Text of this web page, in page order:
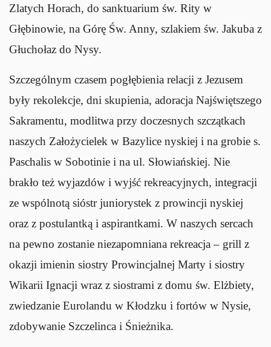
Zlatych Horach, do sanktuarium św. Rity w
Głębinowie, na Górę Św. Anny, szlakiem św. Jakuba z
Głuchołaz do Nysy.
Szczególnym czasem pogłębienia relacji z Jezusem
były rekolekcje, dni skupienia, adoracja Najświętszego
Sakramentu, modlitwa przy doczesnych szczątkach
naszych Założycielek w Bazylice nyskiej i na grobie s.
Paschalis w Sobotinie i na ul. Słowiańskiej. Nie
brakło też wyjazdów i wyjść rekreacyjnych, integracji
ze wspólnotą sióstr juniorystek z prowincji nyskiej
oraz z postulantką i aspirantkami. W naszych sercach
na pewno zostanie niezapomniana rekreacja – grill z
okazji imienin siostry Prowincjalnej Marty i siostry
Wikarii Ignacji wraz z siostrami z domu św. Elżbiety,
zwiedzanie Eurolandu w Kłodzku i fortów w Nysie,
zdobywanie Szczelinca i Śnieżnika.